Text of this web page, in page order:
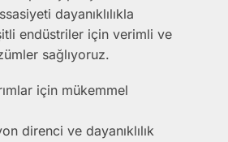
dayanıklılıkla
endüstriler için verimli ve
sağlıyoruz.
için mükemmel
direnci ve dayanıklılık